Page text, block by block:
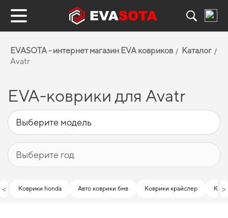
EVASOTA - интернет магазин EVA ковриков
Каталог
Avatr
EVA-коврики для Avatr
< Коврики honda Авто коврики бмв Коврики крайслер >